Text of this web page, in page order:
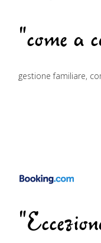
"come a
gestione familiare,